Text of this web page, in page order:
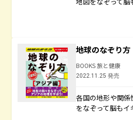
地球のなぞり
BOOKS 旅と健康
2022.11.25 発売
各国の地形や関
をなぞって脳もイ